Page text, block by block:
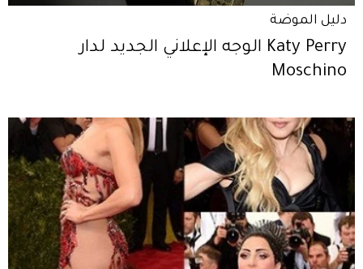
دليل الموضة
Katy Perry الوجه الإعلاني الجديد لدار
Moschino